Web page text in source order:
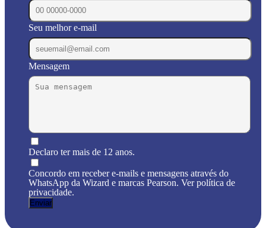
Seu melhor e-mail
Mensagem
Declaro ter mais de 12 anos.
Concordo em receber e-mails e mensagens através do
WhatsApp da Wizard e marcas Pearson. Ver política de
privacidade.